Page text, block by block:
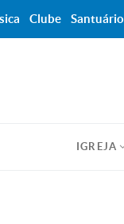
IGREJA
Clube Santuário